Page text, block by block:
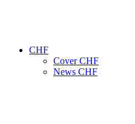
CHF
Cover CHF
News CHF